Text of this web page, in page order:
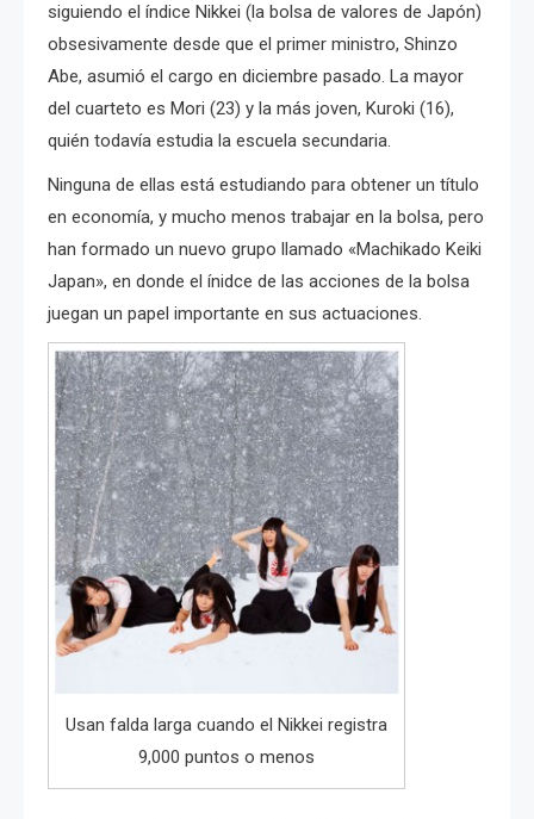
siguiendo el índice Nikkei (la bolsa de valores de Japón)
obsesivamente desde que el primer ministro, Shinzo
Abe, asumió el cargo en diciembre pasado. La mayor
del cuarteto es Mori (23) y la más joven, Kuroki (16),
quién todavía estudia la escuela secundaria.
Ninguna de ellas está estudiando para obtener un título
en economía, y mucho menos trabajar en la bolsa, pero
han formado un nuevo grupo llamado «Machikado Keiki
Japan», en donde el ínidce de las acciones de la bolsa
juegan un papel importante en sus actuaciones.
Usan falda larga cuando el Nikkei registra
9,000 puntos o menos